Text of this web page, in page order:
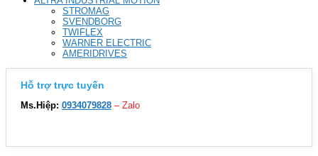
STROMAG
SVENDBORG
TWIFLEX
WARNER ELECTRIC
AMERIDRIVES
Hỗ trợ trực tuyến
Ms.Hiệp: 0934079828 – Zalo